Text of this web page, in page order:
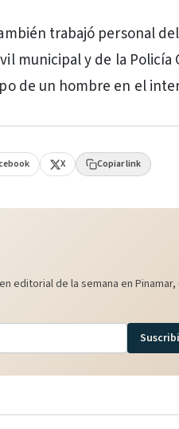
trabajó personal
municipal y de la
de un hombre en el
X Copiar link
editorial de la semana en